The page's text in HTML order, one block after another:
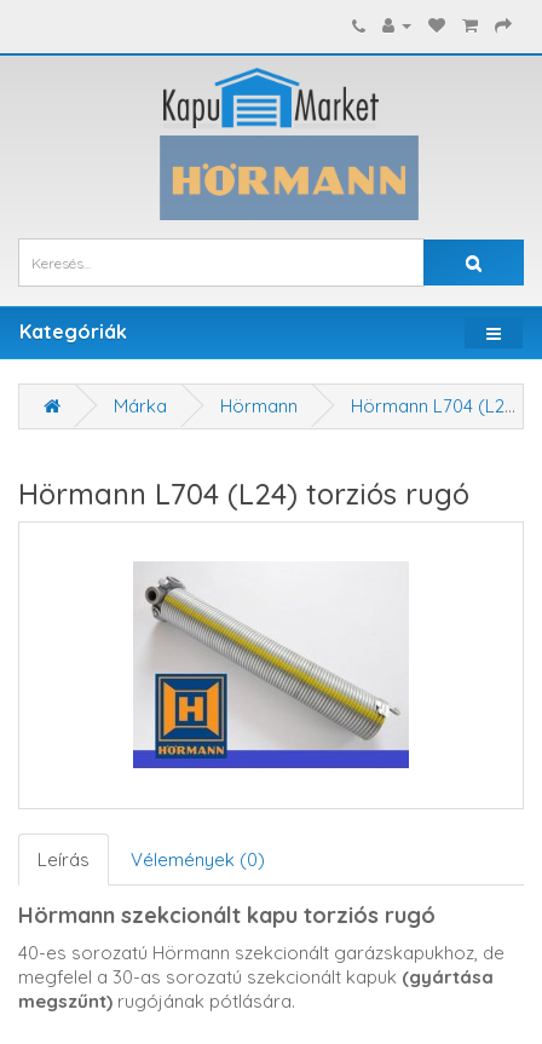
Kategóriák
Márka Hörmann Hörmann L704 (L24) torziós rugó
Hörmann L704 (L24) torziós rugó
Leírás Vélemények (0)
Hörmann szekcionált kapu torziós rugó
40-es sorozatú Hörmann szekcionált garázskapukhoz, de
megfelel a 30-as sorozatú szekcionált kapuk (gyártása
megszűnt) rugójának pótlására.